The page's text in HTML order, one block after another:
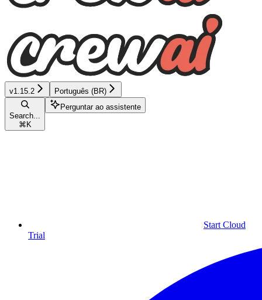
v1.15.2 Português (BR)
Search...
⌘ K
Perguntar ao assistente
Start Cloud
Trial